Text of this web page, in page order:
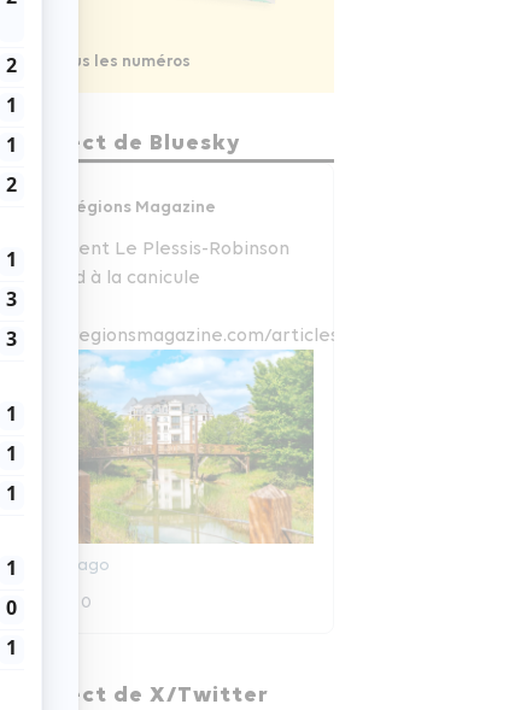
Voir tous les numéros
En direct de Bluesky
Régions Magazine
Comment Le Plessis-Robinson
répond à la canicule
www.regionsmagazine.com/articles/com...
6 jours ago
0
Régions Magazine
En direct de X/Twitter